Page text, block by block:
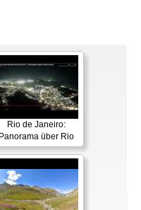
Rio de Janeiro:
Panorama über Rio